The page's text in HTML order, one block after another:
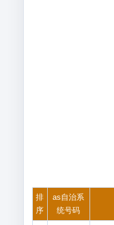
排
序
as自治系
统号码